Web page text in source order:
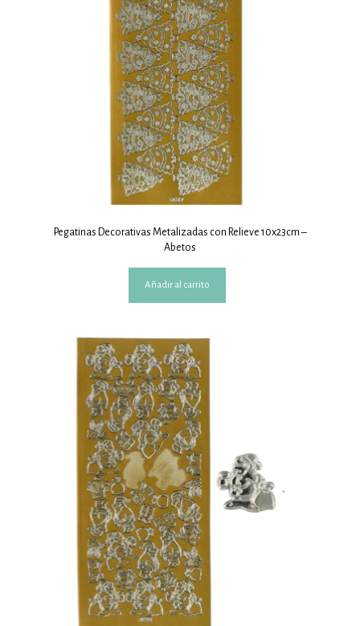
Pegatinas Decorativas Metalizadas con Relieve 10x23cm –
Abetos
Añadir al carrito